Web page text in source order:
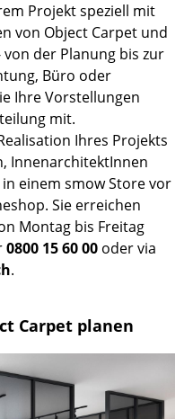
Projekt speziell mit
von Object Carpet und
der Planung bis zur
Büro oder
Ihre Vorstellungen
mit.
Ihres Projekts
InnenarchitektInnen
einem smow Store vor
Sie erreichen
Montag bis Freitag
0800 15 60 00 oder via
.
Carpet planen